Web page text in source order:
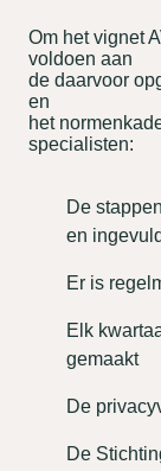
Om het vignet
voldoen aan
de daarvoor
en
het
specialisten:
De
en ingevuld
Er is
Elk
gemaakt
De
De